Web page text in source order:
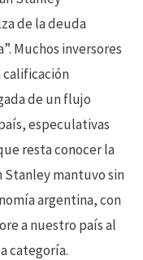
de la deuda
Muchos inversores
calificación
de un flujo
especulativas
resta conocer la
Stanley mantuvo sin
argentina, con
a nuestro país al
categoría.